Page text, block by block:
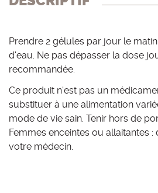
Prendre 2 gélules par jour le
d'eau. Ne pas dépasser la dose
recommandée.
Ce produit n'est pas un
substituer à une alimentation
mode de vie sain. Tenir hors de
Femmes enceintes ou allaitantes
votre médecin.